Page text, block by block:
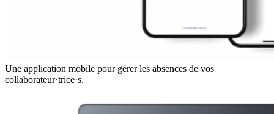
Une application mobile pour gérer les absences de vos
collaborateur·trice·s.